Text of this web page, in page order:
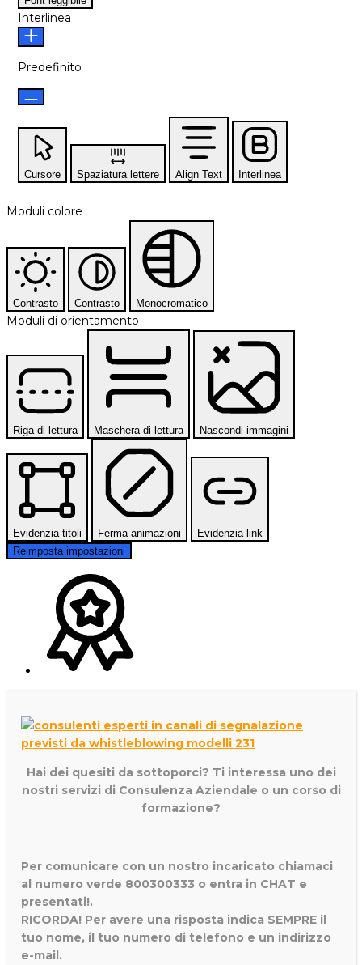
Interlinea
Predefinito
Cursore Spaziatura lettere Align Text Interlinea
Moduli colore
Contrasto Contrasto Monocromatico
Moduli di orientamento
Riga di lettura Maschera di lettura Nascondi immagini
Evidenzia titoli Ferma animazioni
Evidenzia link
Reimposta impostazioni
Hai dei quesiti da sottoporci? Ti interessa uno dei
nostri servizi di Consulenza Aziendale o un corso di
formazione?
Per comunicare con un nostro incaricato chiamaci
al numero verde 800300333 o entra in CHAT e
presentati!.
RICORDA! Per avere una risposta indica SEMPRE il
tuo nome, il tuo numero di telefono e un indirizzo
e-mail.